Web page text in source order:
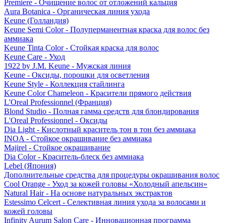
Premiere - Очищение волос от отложений кальция
Aura Botanica - Органическая линия ухода
Keune (Голландия)
Keune Semi Color - Полуперманентная краска для волос без
аммиака
Keune Tinta Color - Стойкая краска для волос
Keune Care - Уход
1922 by J.M. Keune - Мужская линия
Keune - Оксиды, порошки для осветления
Keune Style - Коллекция стайлинга
Keune Color Chameleon - Красители прямого действия
L'Oreal Professionnel (Франция)
Blond Studio - Полная гамма средств для блондирования
L'Oreal Professionnel - Оксиды
Dia Light - Кислотный краситель тон в тон без аммиака
INOA - Стойкое окрашивание без аммиака
Majirel - Стойкое окрашивание
Dia Color - Краситель-блеск без аммиака
Lebel (Япония)
Дополнительные средства для процедуры окрашивания волос
Cool Orange - Уход за кожей головы «Холодный апельсин»
Natural Hair - На основе натуральных экстрактов
Estessimo Celcert - Селективная линия ухода за волосами и
кожей головы
Infinity Aurum Salon Care - Инновационная программа